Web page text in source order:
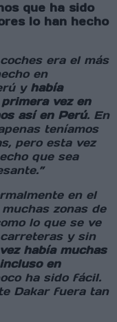
que ha sido
lo han hecho
era el más
en
y había
vez en
así en Perú. En
teníamos
pero esta vez
que sea
en el
zonas de
lo que se ve
y sin
había muchas
en
ha sido fácil.
Dakar fuera tan